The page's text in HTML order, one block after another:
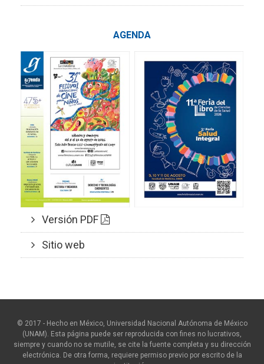
AGENDA
Versión PDF
Sitio web
© 2017 - Hecho en México, Universidad Nacional Autónoma de México
(UNAM). Esta página puede ser reproducida con fines no lucrativos,
siempre y cuando no se mutile, se cite la fuente completa y su dirección
electrónica. De otra forma, requiere permiso previo por escrito de la